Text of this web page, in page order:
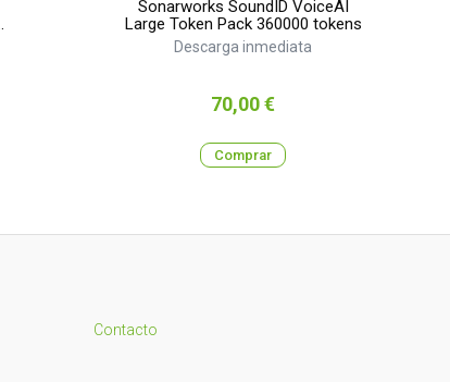
Sonarworks SoundID VoiceAI
Large Token Pack 360000 tokens
Descarga inmediata
Precio
70,00 €
Comprar
Contacto